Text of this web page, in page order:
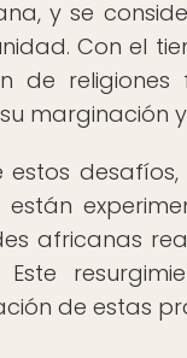
y se
Con el
de
marginación
estos
africanas
Este
de estas